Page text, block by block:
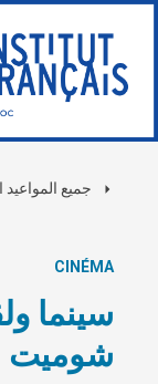
جميع المواعيد
CINÉMA
شوميت